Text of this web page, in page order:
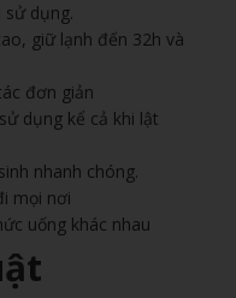
sử dụng.
giữ lạnh đến 32h và
đơn giản
dụng kể cả khi lật
nhanh chóng.
mọi nơi
uống khác nhau